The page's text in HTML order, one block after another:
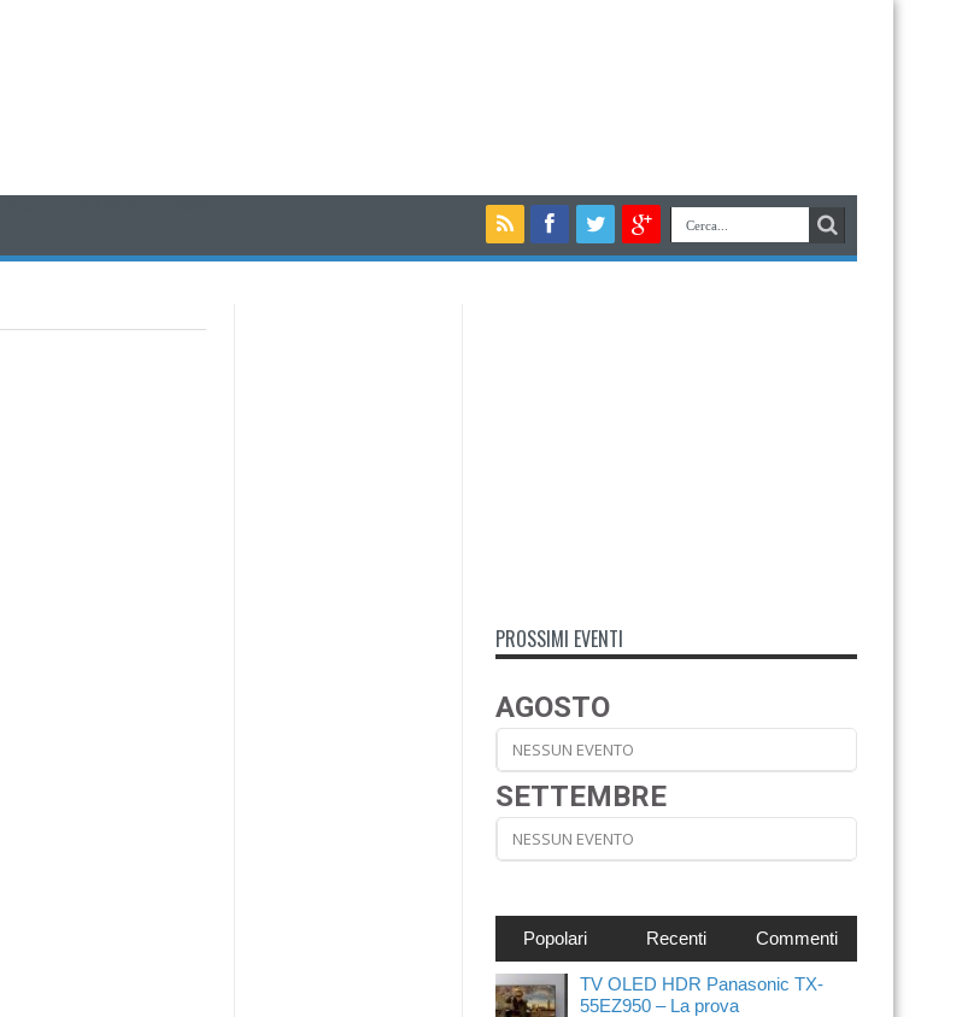
PROSSIMI EVENTI
AGOSTO
NESSUN EVENTO
SETTEMBRE
NESSUN EVENTO
Popolari Recenti Commenti
TV OLED HDR Panasonic TX-
55EZ950 – La prova